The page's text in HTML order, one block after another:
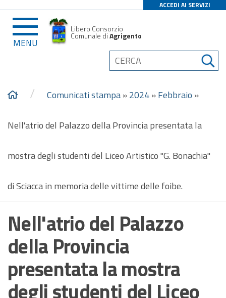
ACCEDI AI SERVIZI
MENU
Libero Consorzio
Comunale diAgrigento
/ Comunicati stampa»2024»Febbraio »
Nell'atrio del Palazzo della Provincia presentata la
mostra degli studenti del Liceo Artistico "G. Bonachia"
di Sciacca in memoria delle vittime delle foibe.
Nell'atrio del Palazzo
della Provincia
presentata la mostra
degli studenti del Liceo